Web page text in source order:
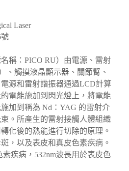
Laser
稱：PICO RU）由電源、雷射
、觸摸液晶顯示器、關節臂、
源和雷射諧振器通過LCD計算
電能施加到閃光燈上，將電能
加到稱為 Nd：YAG 的雷射介
。所產生的雷射接觸人體組織
化後的熱能進行切除的原理。
，以及表皮和真皮色素疾病。
素疾病，532nm波長用於表皮色